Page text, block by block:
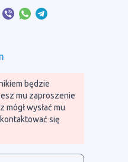
będzie
mu zaproszenie
mógł wysłać mu
się